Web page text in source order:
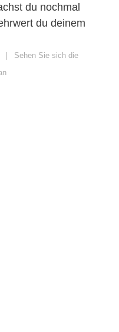
du nochmal
du deinem
| Sehen Sie sich die